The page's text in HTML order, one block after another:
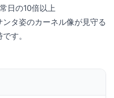
日の10倍以上
タ姿のカーネル像が見守る
す。